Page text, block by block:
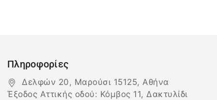
Πληροφορίες
Δελφών 20, Μαρούσι 15125, Αθήνα
Έξοδος Αττικής οδού: Κόμβος 11, Δακτυλίδι